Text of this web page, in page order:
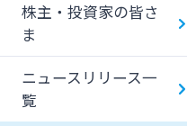
株主・投資家の皆さ
ま
ニュースリリース一
覧